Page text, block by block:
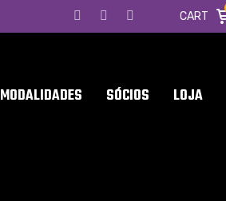
CART
MODALIDADES SÓCIOS LOJA